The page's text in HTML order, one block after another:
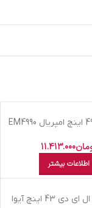
ال اي دي 49 اينچ امپريال EM4990
11.413.000
اطلاعات بیشتر
تلویزیون ال اي دي 43 اينچ آيوا